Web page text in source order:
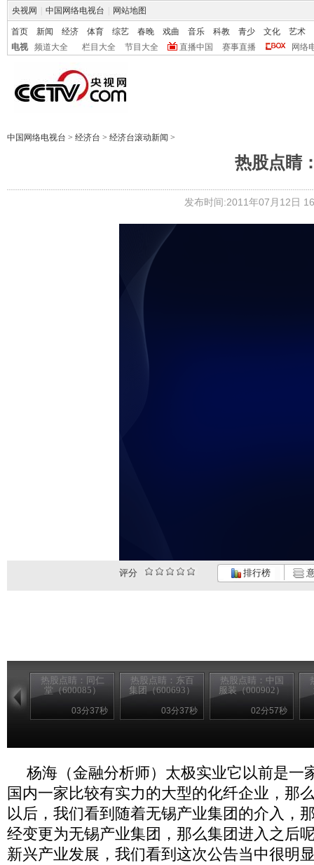
央视网 中国网络电视台 网站地图
首页 新闻 经济 体育 综艺 春晚 戏曲 音乐 科教 青少 文化
艺术
电视
频道大全 栏目大全 节目大全 直播中国 赛事直播 网络
中国网络电视台 > 经济台 > 经济台滚动新闻 >
热股点睛
发布时间:2011年07月12日
评分 排行榜
热股点睛：同仁
堂（600085）
03分37秒
热股点睛：东百
集团（600693）
03分37秒
热股点睛：中国
服装（000902）
02分57秒
杨海（金融分析师）太极实业它以前是一
国内一家比较有实力的大型的化纤企业，那
以后，我们看到随着无锡产业集团的介入，
经变更为无锡产业集团，那么集团进入之后
新兴产业发展，我们看到这次公告当中很明